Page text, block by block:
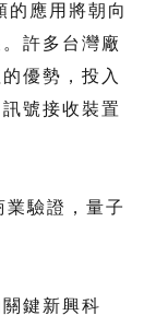
的應用將朝向
許多台灣廠
優勢，投入
號接收裝置
業驗證，量子
鍵新興科